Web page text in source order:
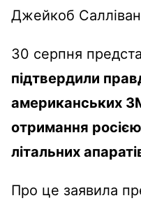
Джейкоб
30 серпня
підтвердили
американських
отримання
літальних
Про це заявила